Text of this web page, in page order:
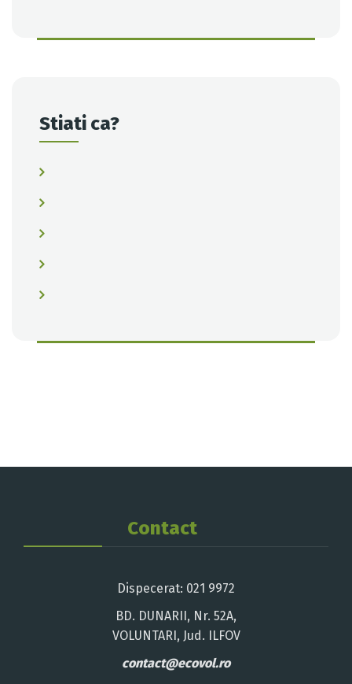
Stiati ca?
Contact
Dispecerat: 021 9972
BD. DUNARII, Nr. 52A,
VOLUNTARI, Jud. ILFOV
contact@ecovol.ro